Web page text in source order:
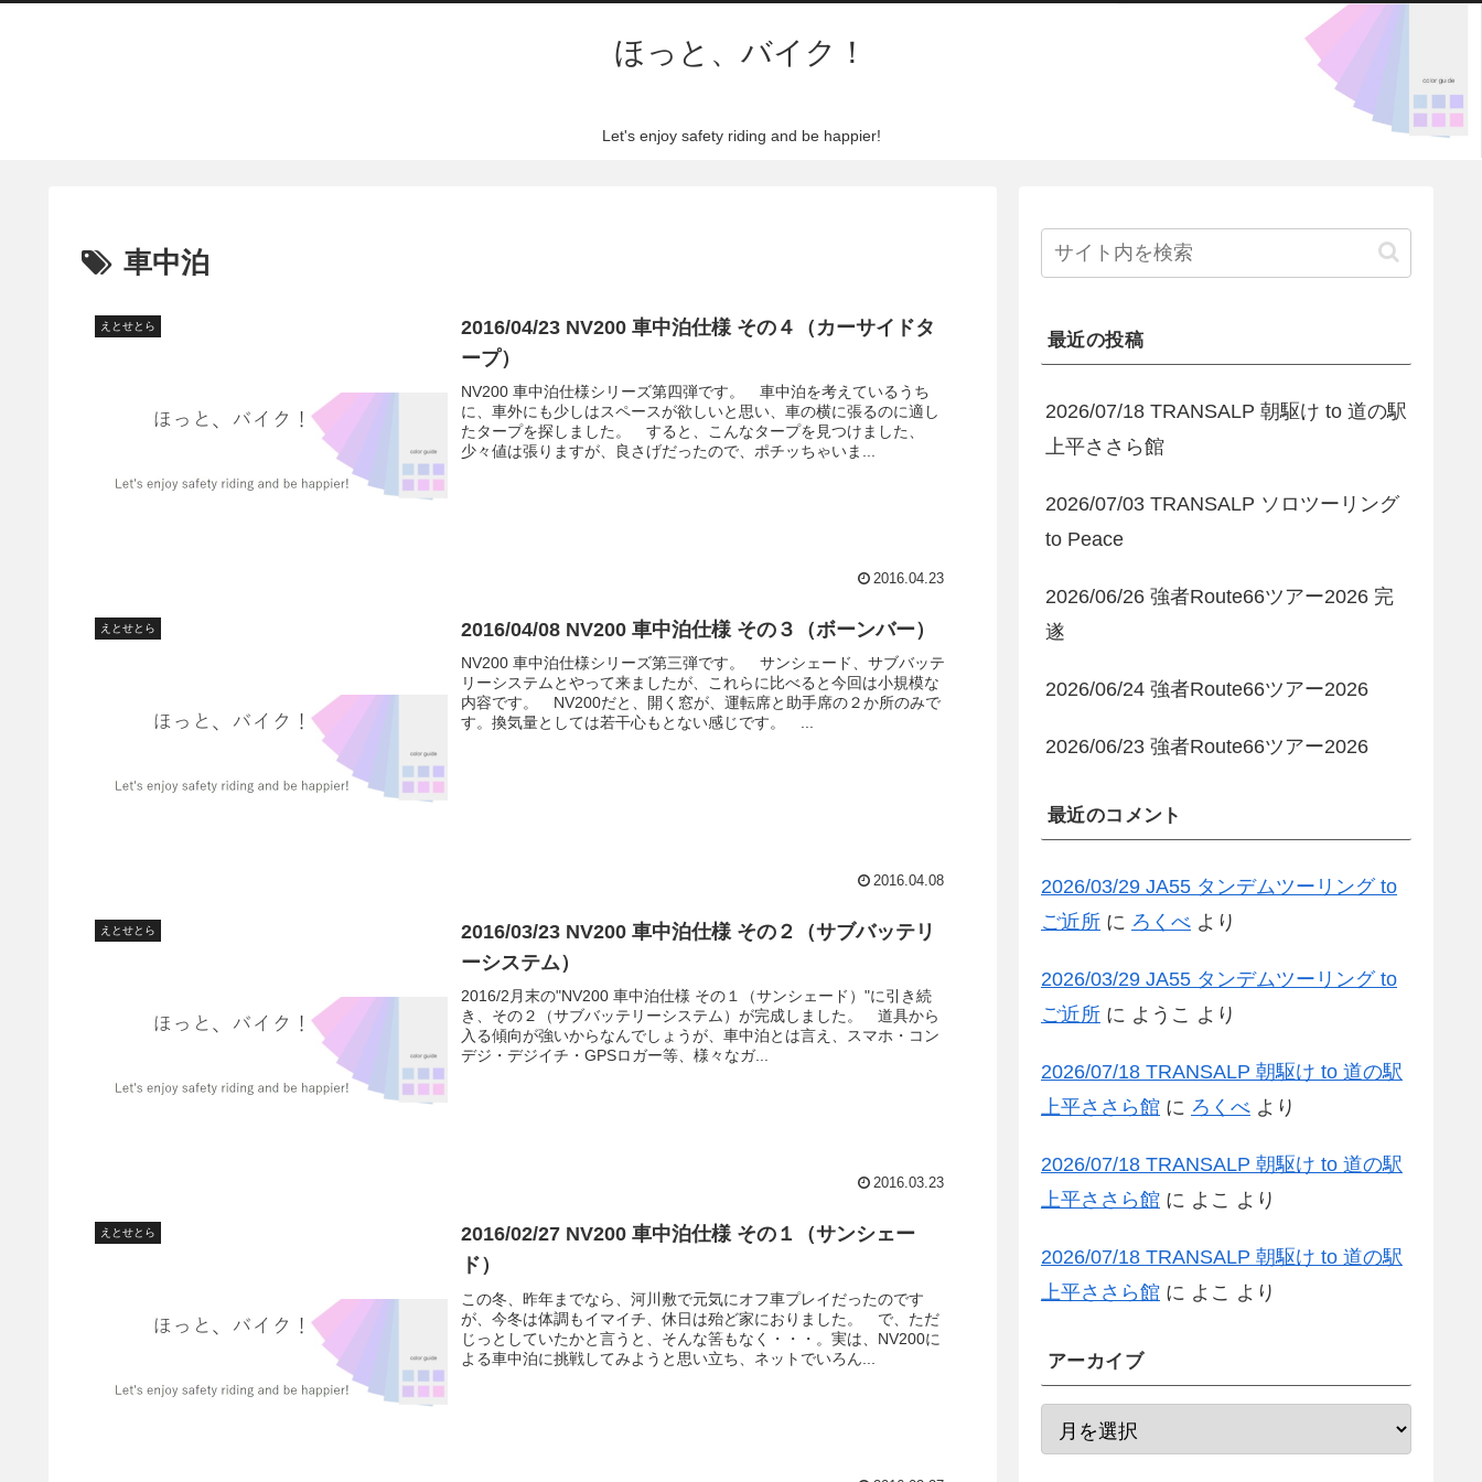
ほっと、バイク！
Let's enjoy safety riding and be happier!
車中泊
えとせとら
2016/04/23 NV200 車中泊仕様 その４（カーサイドタ
ープ）
NV200 車中泊仕様シリーズ第四弾です。 車中泊を考えているうち
に、車外にも少しはスペースが欲しいと思い、車の横に張るのに適し
たタープを探しました。 すると、こんなタープを見つけました、
少々値は張りますが、良さげだったので、ポチッちゃいま...
2016.04.23
えとせとら 2016/04/08 NV200 車中泊仕様 その３（ボーンバー）
NV200 車中泊仕様シリーズ第三弾です。 サンシェード、サブバッテ
リーシステムとやって来ましたが、これらに比べると今回は小規模な
内容です。 NV200だと、開く窓が、運転席と助手席の２か所のみで
す。換気量としては若干心もとない感じです。 ...
2016.04.08
えとせとら
2016/03/23 NV200 車中泊仕様 その２（サブバッテリ
ーシステム）
2016/2月末の"NV200 車中泊仕様 その１（サンシェード）"に引き続
き、その２（サブバッテリーシステム）が完成しました。 道具から
入る傾向が強いからなんでしょうが、車中泊とは言え、スマホ・コン
デジ・デジイチ・GPSロガー等、様々なガ...
2016.03.23
えとせとら
2016/02/27 NV200 車中泊仕様 その１（サンシェー
ド）
この冬、昨年までなら、河川敷で元気にオフ車プレイだったのです
が、今冬は体調もイマイチ、休日は殆ど家におりました。 で、ただ
じっとしていたかと言うと、そんな筈もなく・・・。実は、NV200に
よる車中泊に挑戦してみようと思い立ち、ネットでいろん...
最近の投稿
2026/07/18 TRANSALP 朝駆け to 道の駅
上平ささら館
2026/07/03 TRANSALP ソロツーリング
to Peace
2026/06/26 強者Route66ツアー2026 完
遂
2026/06/24 強者Route66ツアー2026
2026/06/23 強者Route66ツアー2026
最近のコメント
2026/03/29 JA55 タンデムツーリング to
ご近所 に ろくべ より
2026/03/29 JA55 タンデムツーリング to
ご近所 に ようこ より
2026/07/18 TRANSALP 朝駆け to 道の駅
上平ささら館 に ろくべ より
2026/07/18 TRANSALP 朝駆け to 道の駅
上平ささら館 に よこ より
2026/07/18 TRANSALP 朝駆け to 道の駅
上平ささら館 に よこ より
アーカイブ